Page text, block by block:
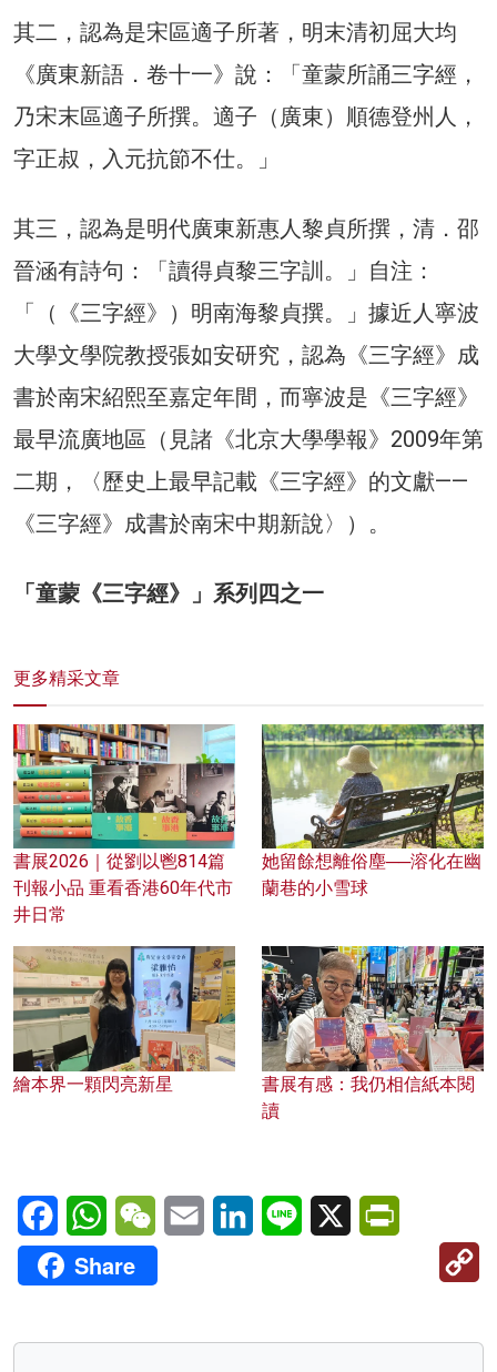
其二，認為是宋區適子所著，明末清初屈大均
《廣東新語．卷十一》說：「童蒙所誦三字經，
乃宋末區適子所撰。適子（廣東）順德登州人，
字正叔，入元抗節不仕。」
其三，認為是明代廣東新惠人黎貞所撰，清．邵
晉涵有詩句：「讀得貞黎三字訓。」自注：
「（《三字經》）明南海黎貞撰。」據近人寧波
大學文學院教授張如安研究，認為《三字經》成
書於南宋紹熙至嘉定年間，而寧波是《三字經》
最早流廣地區（見諸《北京大學學報》2009年第
二期，〈歷史上最早記載《三字經》的文獻——
《三字經》成書於南宋中期新說〉）。
「童蒙《三字經》」系列四之一
更多精采文章
書展2026｜從劉以鬯814篇
刊報小品 重看香港60年代市
井日常
她留餘想離俗塵──溶化在幽
蘭巷的小雪球
繪本界一顆閃亮新星
書展有感：我仍相信紙本閱
讀
FacebookWhatsAppWeChatEmail LinkedInLine X
Share